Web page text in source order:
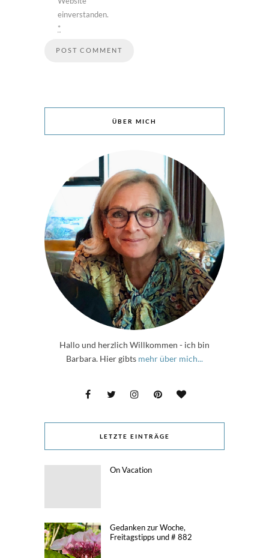
einverstanden.
*
ÜBER MICH
Hallo und herzlich Willkommen - ich bin
Barbara. Hier gibts mehr über mich...
LETZTE EINTRÄGE
On Vacation
Gedanken zur Woche,
Freitagstipps und # 882